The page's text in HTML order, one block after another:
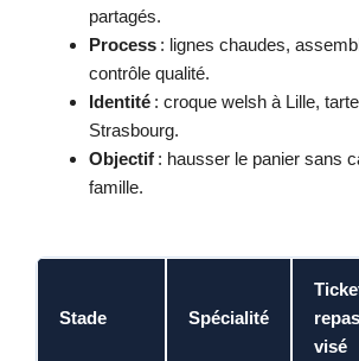
partagés.
Process : lignes chaudes,
contrôle qualité.
Identité : croque welsh à Lille,
Strasbourg.
Objectif : hausser le panier sans
famille.
Stade Spécialité
repas
visé